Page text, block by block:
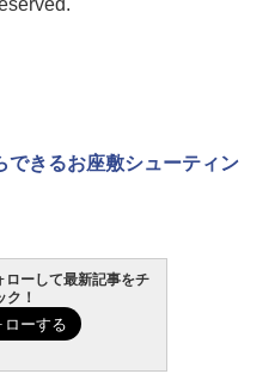
できるお座敷シューティン
ーして最新記事をチ
ク！